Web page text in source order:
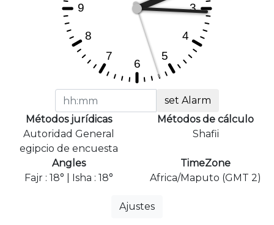
set Alarm
Métodos jurídicas
Autoridad General
egipcio de encuesta
Métodos de cálculo
Shafii
Angles
Fajr : 18° | Isha : 18°
TimeZone
Africa/Maputo (GMT 2)
Ajustes